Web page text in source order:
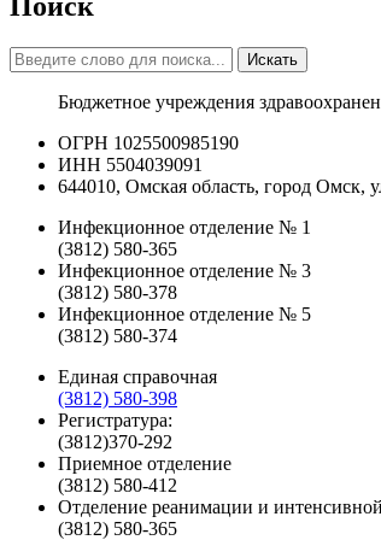
Искать
Бюджетное учреждения
ОГРН 1025500985190
ИНН 5504039091
644010, Омская область, город Омск,
Инфекционное отделение № 1
(3812) 580-365
Инфекционное отделение № 3
(3812) 580-378
Инфекционное отделение № 5
(3812) 580-374
Единая справочная
(3812) 580-398
Регистратура:
(3812)370-292
Приемное отделение
(3812) 580-412
Отделение реанимации и
(3812) 580-365